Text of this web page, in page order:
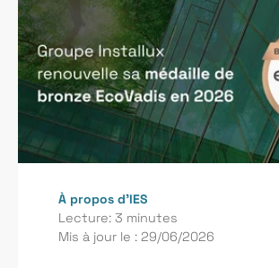
À propos d’IES
Lecture: 3 minutes
Mis à jour le : 29/06/2026